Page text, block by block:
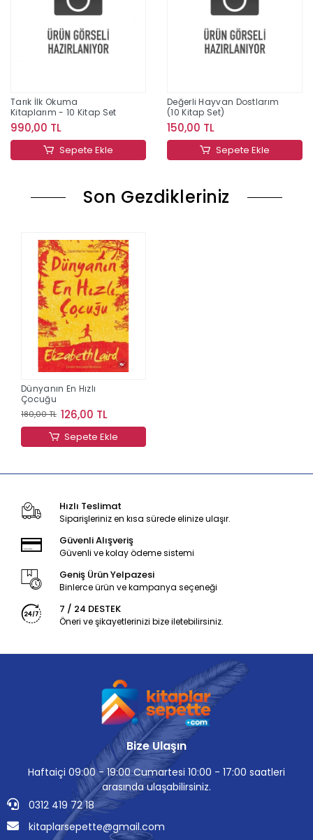
Tarık İlk Okuma
Kitaplarım - 10 Kitap Set
990,00 TL
Sepete Ekle
Değerli Hayvan Dostlarım
(10 Kitap Set)
150,00 TL
Sepete Ekle
Son Gezdikleriniz
Dünyanın En Hızlı
Çocuğu
180,00 TL 126,00 TL
Sepete Ekle
Hızlı Teslimat
Siparişleriniz en kısa sürede elinize ulaşır.
Güvenli Alışveriş
Güvenli ve kolay ödeme sistemi
Geniş Ürün Yelpazesi
Binlerce ürün ve kampanya seçeneği
7 / 24 DESTEK
Öneri ve şikayetlerinizi bize iletebilirsiniz.
Bize Ulaşın
Haftaiçi 09:00 - 19:00 Cumartesi 10:00 - 17:00 saatleri
arasında ulaşabilirsiniz.
0312 419 72 18
kitaplarsepette@gmail.com